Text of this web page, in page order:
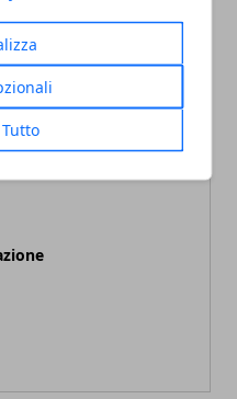
Valentino per sorprendere